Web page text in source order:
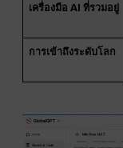
เครื่องมือ AI ที่รวมอยู่
การเข้าถึงระดับโลก